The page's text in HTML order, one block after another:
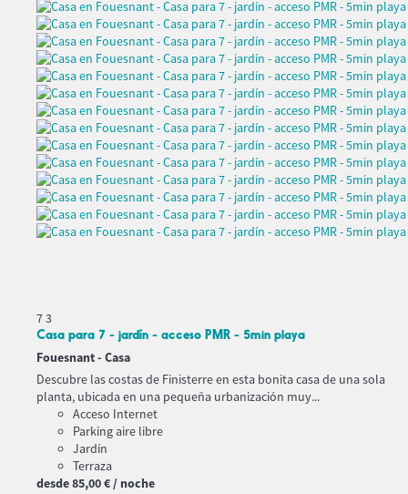
73
Casa para 7 - jardín - acceso PMR - 5min playa
Fouesnant - Casa
Descubre las costas de Finisterre en esta bonita casa de una sola
planta, ubicada en una pequeña urbanización muy...
Acceso Internet
Parking aire libre
Jardín
Terraza
desde85,00 €/ noche